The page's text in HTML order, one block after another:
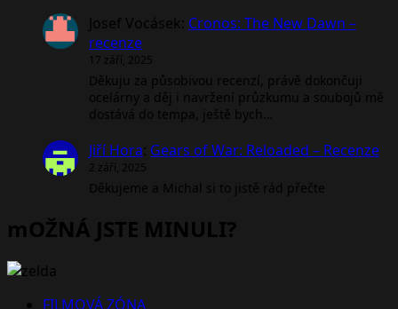
Josef Vocásek: Cronos: The New Dawn –
recenze
17 září, 2025
Děkuju za působivou recenzí, právě dokončuji
ocelárny a děj i navržení průzkumu a soubojů mě
dostává do tempa, ještě bych…
Jiří Hora: Gears of War: Reloaded – Recenze
2 září, 2025
Děkujeme a Michal si to jistě rád přečte
mOŽNÁ JSTE MINULI?
FILMOVÁ ZÓNA